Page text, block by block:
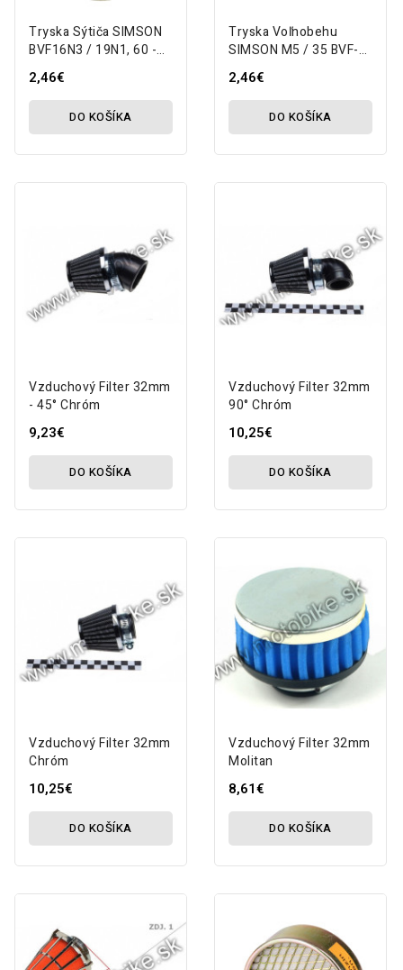
Tryska Sýtiča SIMSON
BVF16N3 / 19N1, 60 -
M5 MZA
2,46€
DO KOŠÍKA
Tryska Voľnobehu
SIMSON M5 / 35 BVF-
16N3 MZA
2,46€
DO KOŠÍKA
Vzduchový Filter 32mm
- 45° Chróm
9,23€
DO KOŠÍKA
Vzduchový Filter 32mm
90° Chróm
10,25€
DO KOŠÍKA
Vzduchový Filter 32mm
Chróm
10,25€
DO KOŠÍKA
Vzduchový Filter 32mm
Molitan
8,61€
DO KOŠÍKA